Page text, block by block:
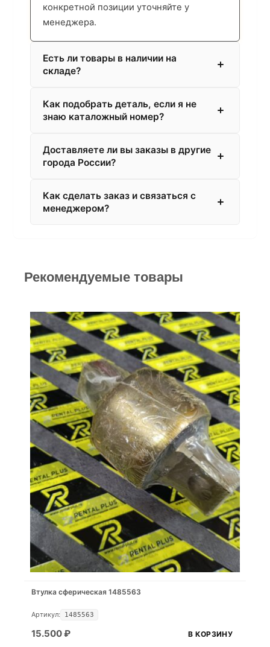
конкретной позиции уточняйте у
менеджера.
Есть ли товары в наличии на
складе?
Как подобрать деталь, если я не
знаю каталожный номер?
Доставляете ли вы заказы в другие
города России?
Как сделать заказ и связаться с
менеджером?
Рекомендуемые товары
Втулка сферическая 1485563
Артикул: 1485563
15.500₽ В КОРЗИНУ